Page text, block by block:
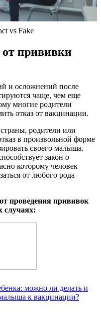
vs Fake
прививки
и осложнений после
чаще, чем еще
многие родители
отказ от вакцинации.
родители или
в произвольной форме
своего малыша.
закон о
которому человек
от любого рода
проведения прививок
случаях:
можно ли делать и
к вакцинации?